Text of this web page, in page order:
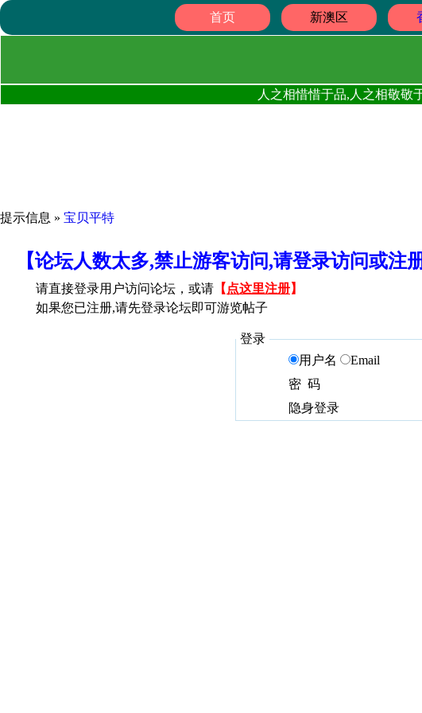
首页 新澳区
人之相惜惜于品,人之相敬敬
提示信息 » 宝贝平特
【论坛人数太多,禁止游客访问,请登录访问或注
请直接登录用户访问论坛，或请 【 点这里注册】
如果您已注册,请先登录论坛即可游览帖子
登录
用户名
Email
密 码
隐身登录